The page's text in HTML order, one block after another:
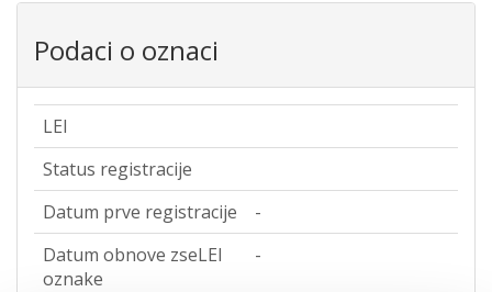
Podaci o oznaci
LEI
Status registracije
Datum prve registracije
-
Datum obnove zseLEI
oznake
-